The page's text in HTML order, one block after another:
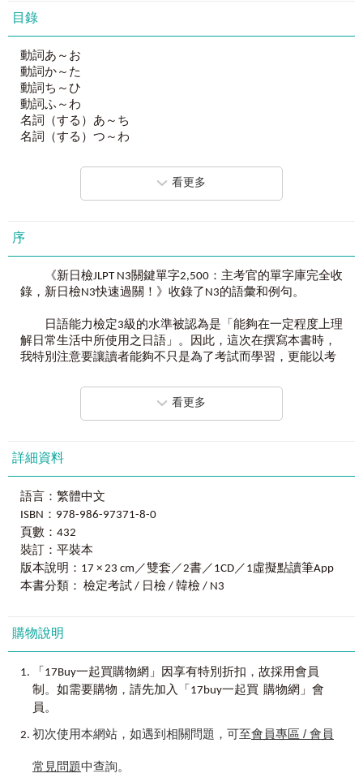
對考生來說沒有時間可以浪費，去背那些不會考的單字，佔
了大腦容量考試時卻又完全想不起來，完全沒有報酬率可
言，不如把時間花在重點單字上，讀熟這些必考單字才是得
分之道，其餘省下來的時間還能多讀一些文法和閱讀，這才
是聰明人的做法！
這本單字書到底哪裡不一樣？
同時缺少一些功能。《新日檢JLPT N3關鍵單字2,500：
單字最關鍵
電腦交叉比對加上日語名師嚴選，新日檢主考官最愛
靠這本就夠！
l內容最詳盡
想要的單字資訊通通有！
例句最生活
句，搭配最正統的日文發音，就像在日本一樣！
每單元結束都有試題可以練習，試題仿照日檢單字題
出題，不僅能檢測學習成效，還能加深對單字的印
象。
l查找最方便
單字旁附上相似字的所在頁碼，不用再大海撈針找單
l方向最清楚
依單字可能出現的情境列出，碰上聽力及閱讀題時，
自然能快速聯想到相關單字，作答反應就是快！
應試最安心
也要知道抱哪隻，考場上才能不慌不忙！
攜帶最輕巧
目錄
動詞あ～お
動詞か～た
動詞ち～ひ
動詞ふ～わ
名詞（する）あ～ち
名詞（する）つ～わ
名詞か～け
名詞へ～み
形容詞あ～く
形容詞け～は
形容詞ひ～わ
副詞あ～そ
副詞た～わ
其他
*另附主考官用隨身單字冊。
看更多
序
《新日檢JLPT N3關鍵單字2,500：主考官的單字庫完全收
錄，新日檢N3快速過關！》收錄了N3的語彙和例句。
日語能力檢定3級的水準被認為是「能夠在一定程度上理
解日常生活中所使用之日語」。因此，這次在撰寫本書時，
我特別注意要讓讀者能夠不只是為了考試而學習，更能以考
子，所以本書所選的單字也集中在日常生活中的詞彙上。當
然，以外來語為中心的片假名，也是以這樣的出發點來選擇
而關於漢字單字的選擇，比起正式文書裡用法較生硬的
也是為了讓讀者能更貼近日常生活會話的緣故。此外，也希
望能讓母語為中文的學習者加強對不易推敲出其發音的和語
的學習。
在例句中，我大量使用了日本人平常使用的會話，提高
了句子的實用性。由於例句中的動詞有多種變化形式，除了
動詞原形以外，還有た形和ない形等等，所以如果一邊思索
透過《新日檢JLPT N3關鍵單字2,500：主考官的單字庫完
全收錄，新日檢N3快速過關！》，不僅能學到日語能力檢定
3級的詞彙而已，還可以掌握更多的實用日文。如果這本書能
使讀者和日本人順利地進行交談、活用在日本的生活上的
話，那將是我的榮幸。
青葉政宗
看更多
詳細資料
語言：繁體中文
ISBN：978-986-97371-8-0
頁數：432
裝訂：平裝本
版本說明：17 × 23 cm／雙套／2書／1CD／1虛擬點讀筆App
本書分類： 檢定考試 / 日檢 / 韓檢 / N3
購物說明
「17Buy一起買購物網」因享有特別折扣 ， 故採用會員
制 。 如需要購物 ， 請先加入「17buy一起買 購物網」會
員。
初次使用本網站，如遇到相關問題，可至會員專區 / 會員
常見問題中查詢。